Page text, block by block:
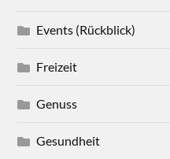
Events (Rückblick)
Freizeit
Genuss
Gesundheit